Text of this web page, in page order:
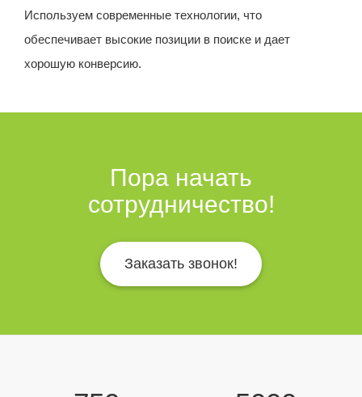
Используем современные технологии, что
обеспечивает высокие позиции в поиске и дает
хорошую конверсию.
Пора начать
сотрудничество!
Заказать звонок!